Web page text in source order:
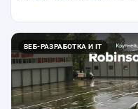
ВЕБ-РАЗРАБОТКА И IT